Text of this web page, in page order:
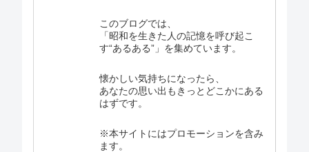
このブログでは、
「昭和を生きた人の記憶を呼び起こ
す“あるある”」を集めています。
懐かしい気持ちになったら、
あなたの思い出もきっとどこかにある
はずです。
※本サイトにはプロモーションを含み
ます。